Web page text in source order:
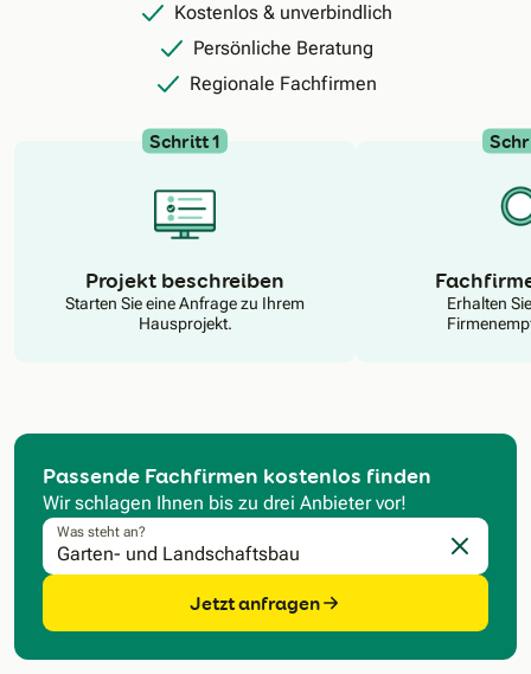
Kostenlos & unverbindlich
Persönliche Beratung
Regionale Fachfirmen
Schritt 1
Projekt beschreiben
Starten Sie eine Anfrage zu Ihrem
Hausprojekt.
Erhalten
Passende Fachfirmen kostenlos finden
Wir schlagen Ihnen bis zu drei Anbieter vor!
Was steht an?
Eingabe
Jetzt anfragen